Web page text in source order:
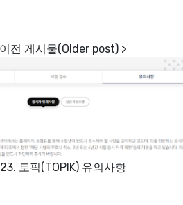
23. 토픽(TOPIK) 유의사항